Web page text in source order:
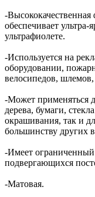
-
обеспечивает
ультрафиолете.
-Используется на
оборудовании,
велосипедов,
-Может применяться
дерева, бумаги,
окрашивания, так и
большинству других
-Имеет ограниченный
подвергающихся
-Матовая.